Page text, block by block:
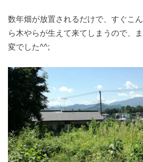
数年畑が放置されるだけで、すぐこ
ら木やらが生えて来てしまうので、
変でした^^;